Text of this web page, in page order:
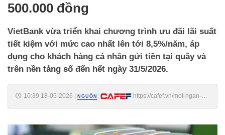
500.000 đồng
VietBank vừa triển khai chương trình ưu đãi lãi suất
tiết kiệm với mức cao nhất lên tới 8,5%/năm, áp
dụng cho khách hàng cá nhân gửi tiền tại quầy và
trên nền tảng số đến hết ngày 31/5/2026.
10:39 18-05-2026 NGUỒN :
https://cafef.vn/mot-ngan-